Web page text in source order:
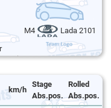
M4 Lada 2101
km/h
Stage
Abs.pos.
Rolled
Abs.pos.